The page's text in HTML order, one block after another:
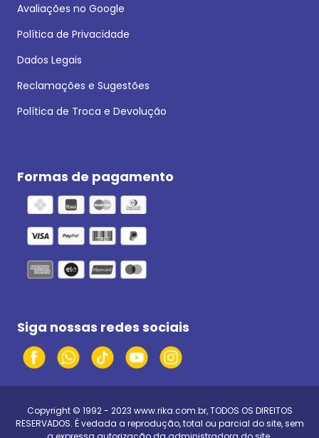
Avaliações no Google
Política de Privacidade
Dados Legais
Reclamações e Sugestões
Política de Troca e Devolução
Formas de pagamento
Siga nossas redes sociais
Copyright © 1992 - 2023 www.rika.com.br, TODOS OS DIREITOS
RESERVADOS. É vedada a reprodução, total ou parcial do site, sem